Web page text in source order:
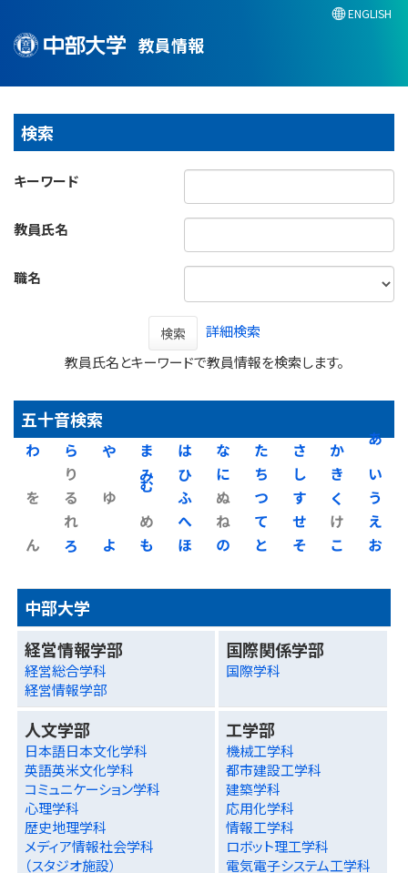
教員情報
ENGLISH
検索
キーワード
教員氏名
職名
検索
詳細検索
教員氏名とキーワードで教員情報を検索します。
五十音検索
あ
い
う
え
お
か
き
く
け
こ
さ
し
す
せ
そ
た
ち
つ
て
と
な
に
ぬ
ね
の
は
ひ
ふ
へ
ほ
ま
み
む
め
も
や
ゆ
よ
ら
り
る
れ
ろ
わ
を
ん
中部大学
経営情報学部
経営総合学科
経営情報学部
国際関係学部
国際学科
人文学部
日本語日本文化学科
英語英米文化学科
コミュニケーション学科
心理学科
歴史地理学科
メディア情報社会学科
（スタジオ施設）
工学部
機械工学科
都市建設工学科
建築学科
応用化学科
情報工学科
ロボット理工学科
電気電子システム工学科